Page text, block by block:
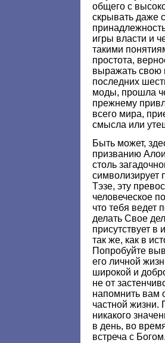
общего с
скрывать даже
игры власти и
такими
простота,
выражать свою
последних
моды, прошла
прежнему
всего мира,
смысла или
Быть может,
призванию
столь
символизирует
Тэзе, эту
человеческое
что тебя ведет
делать Свое
присутствует в
так же, как в
Попробуйте
его личной
широкой и
не от
напомнить вам
частной жизни.
никакого
в день, во
встреча с